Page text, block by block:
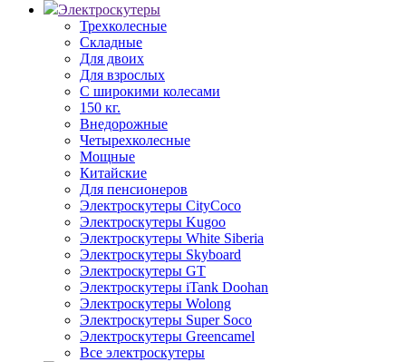
Электроскутеры
Трехколесные
Складные
Для двоих
Для взрослых
С широкими колесами
150 кг.
Внедорожные
Четырехколесные
Мощные
Китайские
Для пенсионеров
Электроскутеры CityCoco
Электроскутеры Kugoo
Электроскутеры White Siberia
Электроскутеры Skyboard
Электроскутеры GT
Электроскутеры iTank Doohan
Электроскутеры Wolong
Электроскутеры Super Soco
Электроскутеры Greencamel
Все электроскутеры